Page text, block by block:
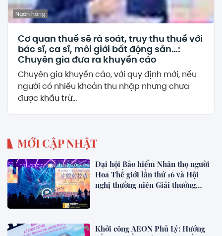
Ngân hàng
Cơ quan thuế sẽ rà soát, truy thu thuế với
bác sĩ, ca sĩ, môi giới bất động sản…:
Chuyên gia đưa ra khuyến cáo
Chuyên gia khuyến cáo, với quy định mới, nếu
người có nhiều khoản thu nhập nhưng chưa
được khấu trừ...
MỚI CẬP NHẬT
Đại hội Bảo hiểm Nhân thọ người
Hoa Thế giới lần thứ 16 và Hội
nghị thường niên Giải thưởng
Khởi công AEON Phủ Lý: Hướng